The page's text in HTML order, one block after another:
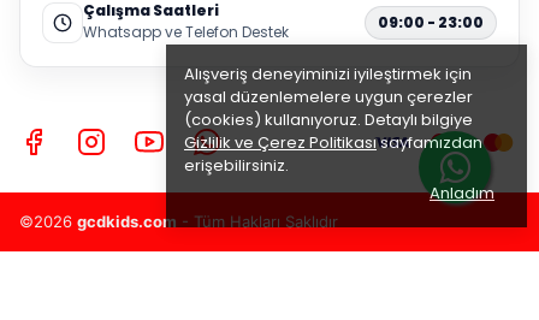
Alışveriş deneyiminizi iyileştirmek için
yasal düzenlemelere uygun çerezler
(cookies) kullanıyoruz. Detaylı bilgiye
Gizlilik ve Çerez Politikasısayfamızdan
erişebilirsiniz.
Anladım
Çalışma Saatleri
Whatsapp ve Telefon Destek
09:00 - 23:00
©2026 gcdkids.com - Tüm Hakları Saklıdır